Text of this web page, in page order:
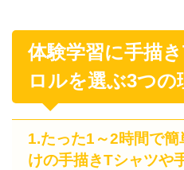
体験学習に手描
ロルを選ぶ3つの
1.たった1～2時間で
けの手描きTシャツや